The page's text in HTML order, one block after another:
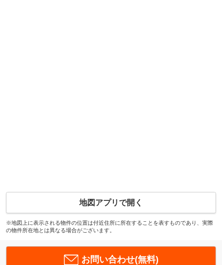
地図アプリで開く
※地図上に表示される物件の位置は付近住所に所在することを表すものであり、実際
の物件所在地とは異なる場合がございます。
お問い合わせ(無料)